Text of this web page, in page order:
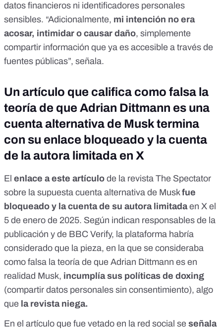
datos financieros ni identificadores personales
sensibles. “Adicionalmente, mi intención no era
acosar, intimidar o causar daño, simplemente
compartir información que ya es accesible a través de
fuentes públicas”, señala.
Un artículo que califica como falsa la
teoría de que Adrian Dittmann es una
cuenta alternativa de Musk termina
con su enlace bloqueado y la cuenta
de la autora limitada en X
El enlace a este artículo de la revista The Spectator
sobre la supuesta cuenta alternativa de Muskfue
bloqueado y la cuenta de su autora limitadaen X el
5 de enero de 2025. Según indican responsables de la
publicación y de BBC Verify, la plataforma habría
considerado que la pieza, en la que se consideraba
como falsa la teoría de que Adrian Dittmann es en
realidad Musk, incumplíasus políticas de doxing
(compartir datos personales sin consentimiento), algo
que la revista niega.
En el artículo que fue vetado en la red social se señala